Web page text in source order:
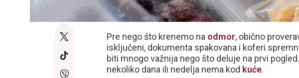
Pre nego što krenemo na odmor, obično
isključeni, dokumenta spakovana i koferi
biti mnogo važnija nego što deluje na prvi
nekoliko dana ili nedelja nema kod kuće.